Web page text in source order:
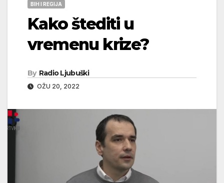
BIH I REGIJA
Kako štediti u
vremenu krize?
By Radio Ljubuški
OŽU 20, 2022